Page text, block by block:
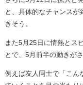
と、具体的なチャンスが
きそう。
また5月25日に情熱とス
とで、5月前半の動きが
例えば友人同士で「こん